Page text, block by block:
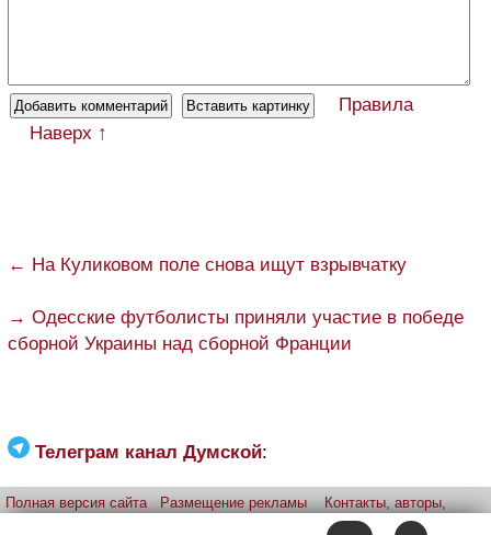
Правила
Наверх ↑
← На Куликовом поле снова ищут взрывчатку
→ Одесские футболисты приняли участие в победе
сборной Украины над сборной Франции
Телеграм канал Думской:
Полная версия сайта Размещение рекламы
Контакты, авторы,
iPhone